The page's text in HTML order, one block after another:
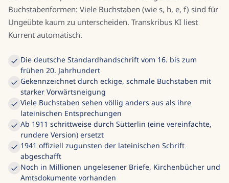
Buchstabenformen: Viele Buchstaben (wie s, h, e, f) sind für
Ungeübte kaum zu unterscheiden. Transkribus KI liest
Kurrent automatisch.
Die deutsche Standardhandschrift vom 16. bis zum
frühen 20. Jahrhundert
Gekennzeichnet durch eckige, schmale Buchstaben mit
starker Vorwärtsneigung
Viele Buchstaben sehen völlig anders aus als ihre
lateinischen Entsprechungen
Ab 1911 schrittweise durch Sütterlin (eine vereinfachte,
rundere Version) ersetzt
1941 offiziell zugunsten der lateinischen Schrift
abgeschafft
Noch in Millionen ungelesener Briefe, Kirchenbücher und
Amtsdokumente vorhanden